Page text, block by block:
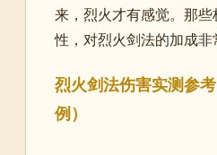
来，烈火才有感觉。那
性，对烈火剑法的加成非
烈火剑法伤害实测参
例）